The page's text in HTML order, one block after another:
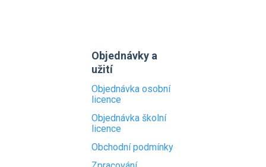
Objednávky a
užití
Objednávka osobní
licence
Objednávka školní
licence
Obchodní podmínky